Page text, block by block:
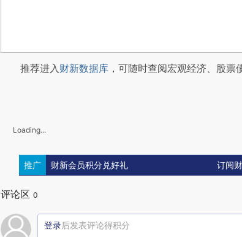
推荐进入财新数据库 ，可随时查阅宏观经济、股票
Loading...
推广 财新会员积分兑好礼 订阅
评论区 0
登录后发表评论得积分